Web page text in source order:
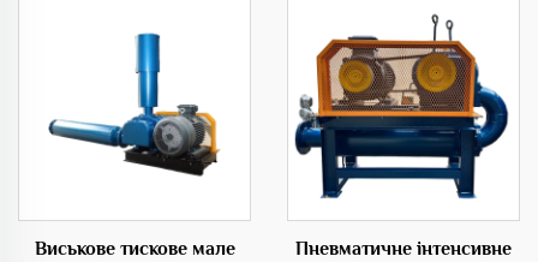
Виськове тискове мале
Пневматичне інтенсивне